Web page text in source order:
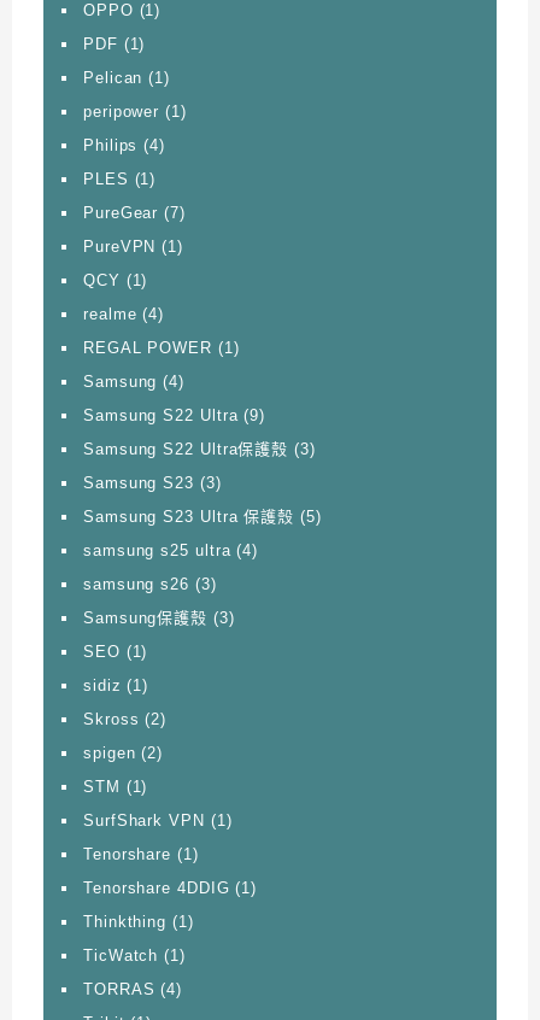
OPPO (1)
PDF (1)
Pelican (1)
peripower (1)
Philips (4)
PLES (1)
PureGear (7)
PureVPN (1)
QCY (1)
realme (4)
REGAL POWER (1)
Samsung (4)
Samsung S22 Ultra(9)
Samsung S22 Ultra保護殼 (3)
Samsung S23 (3)
Samsung S23 Ultra 保護殼 (5)
samsung s25 ultra(4)
samsung s26 (3)
Samsung保護殼 (3)
SEO (1)
sidiz (1)
Skross (2)
spigen (2)
STM (1)
SurfShark VPN (1)
Tenorshare (1)
Tenorshare 4DDIG (1)
Thinkthing (1)
TicWatch (1)
TORRAS (4)